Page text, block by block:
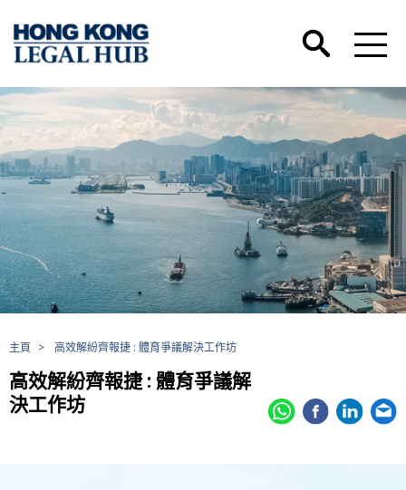
主頁 > 高效解紛齊報捷 : 體育爭議解決工作坊
高效解紛齊報捷 : 體育爭議解
決工作坊